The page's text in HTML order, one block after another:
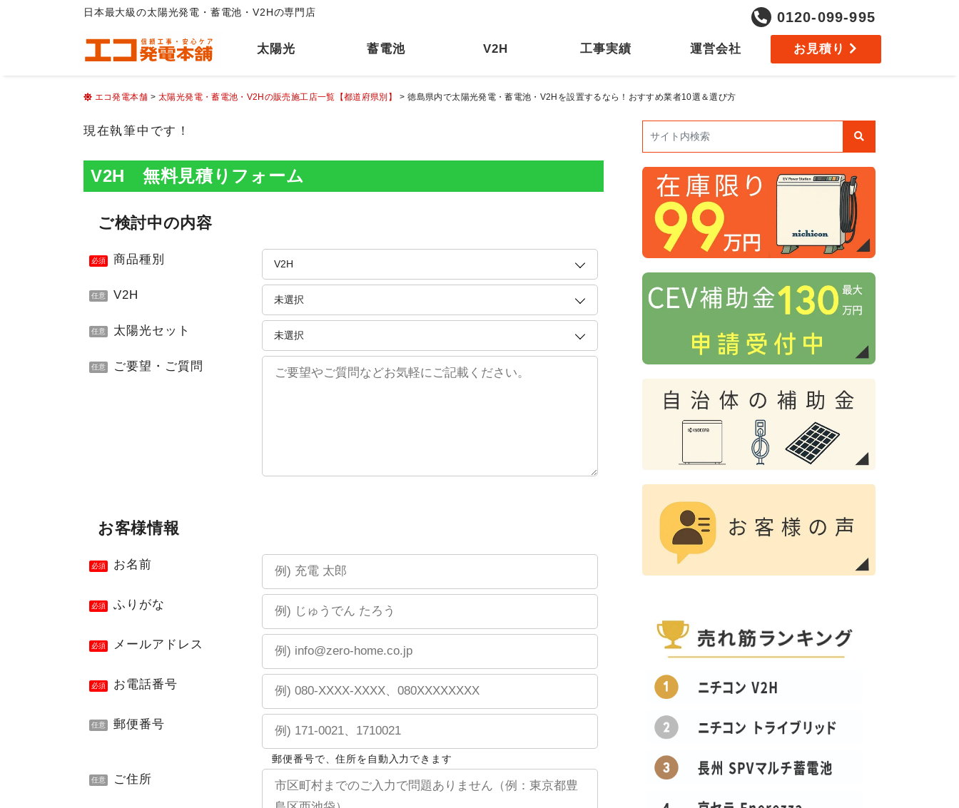
日本最大級の太陽光発電・蓄電池・V2Hの専門店 0120-099-995
太陽光 蓄電池 V2H 工事実績 運営会社 お見積り
エコ発電本舗>太陽光発電・蓄電池・V2Hの販売施工店一覧【都道府県別】 >徳島県内で太陽光発電・蓄電池・V2Hを設置するなら！おすすめ業者10選＆選び方
現在執筆中です！
V2H 無料見積りフォーム
ご検討中の内容
必須 商品種別
任意 V2H
任意 太陽光セット
任意 ご要望・ご質問
お客様情報
必須 お名前
必須 ふりがな
必須 メールアドレス
必須 お電話番号
任意 郵便番号
郵便番号で、住所を自動入力できます
任意 ご住所
検索: